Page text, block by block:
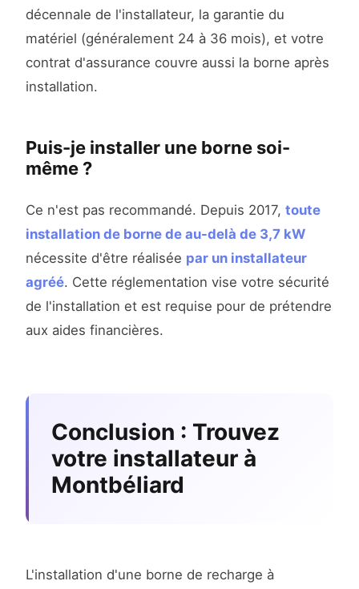
décennale de l'installateur, la garantie du
matériel (généralement 24 à 36 mois), et votre
contrat d'assurance couvre aussi la borne après
installation.
Puis-je installer une borne soi-
même ?
Ce n'est pas recommandé. Depuis 2017, toute
installation de borne de au-delà de 3,7 kW
nécessite d'être réalisée par un installateur
agréé. Cette réglementation vise votre sécurité
de l'installation et est requise pour de prétendre
aux aides financières.
Conclusion : Trouvez
votre installateur à
Montbéliard
L'installation d'une borne de recharge à